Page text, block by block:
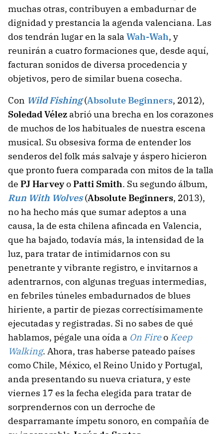
muchas otras, contribuyen a embadurnar de
dignidad y prestancia la agenda valenciana. Las
dos tendrán lugar en la sala Wah-Wah, y
reunirán a cuatro formaciones que, desde aquí,
facturan sonidos de diversa procedencia y
objetivos, pero de similar buena cosecha.
Con Wild Fishing(Absolute Beginners, 2012),
Soledad Vélez abrió una brecha en los corazones
de muchos de los habituales de nuestra escena
musical. Su obsesiva forma de entender los
senderos del folk más salvaje y áspero hicieron
que pronto fuera comparada con mitos de la talla
de PJ HarveyoPatti Smith. Su segundo álbum,
Run With Wolves(Absolute Beginners, 2013),
no ha hecho más que sumar adeptos a una
causa, la de esta chilena afincada en Valencia,
que ha bajado, todavía más, la intensidad de la
luz, para tratar de intimidarnos con su
penetrante y vibrante registro, e invitarnos a
adentrarnos, con algunas treguas intermedias,
en febriles túneles embadurnados de blues
hiriente, a partir de piezas correctísimamente
ejecutadas y registradas. Si no sabes de qué
hablamos, pégale una oída a On Fireo Keep
Walking. Ahora, tras haberse pateado países
como Chile, México, el Reino Unido y Portugal,
anda presentando su nueva criatura, y este
viernes 17 es la fecha elegida para tratar de
sorprendernos con un derroche de
desparramante ímpetu sonoro, en compañía de